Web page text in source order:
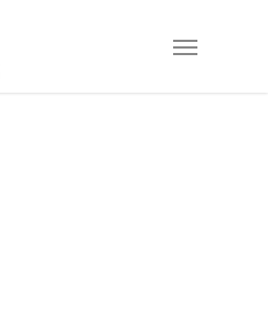
Menu